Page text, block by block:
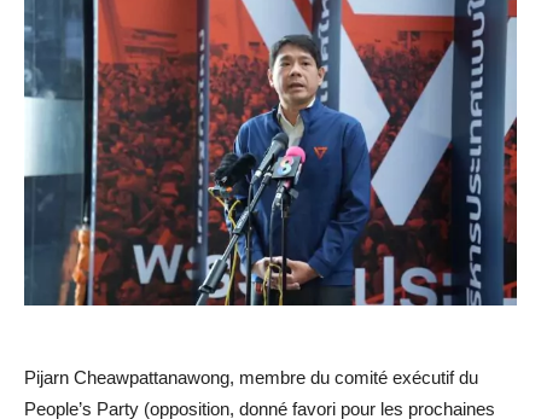
Pijarn Cheawpattanawong, membre du comité exécutif du
People’s Party (opposition, donné favori pour les prochaines